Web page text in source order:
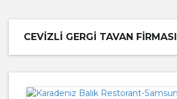
CEVIZLI GERGI TAVAN FIRMASI